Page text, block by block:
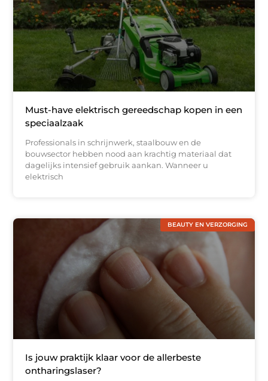
Must-have elektrisch gereedschap kopen in een
speciaalzaak
Professionals in schrijnwerk, staalbouw en de
bouwsector hebben nood aan krachtig materiaal dat
dagelijks intensief gebruik aankan. Wanneer u
elektrisch
BEAUTY EN VERZORGING
Is jouw praktijk klaar voor de allerbeste
ontharingslaser?